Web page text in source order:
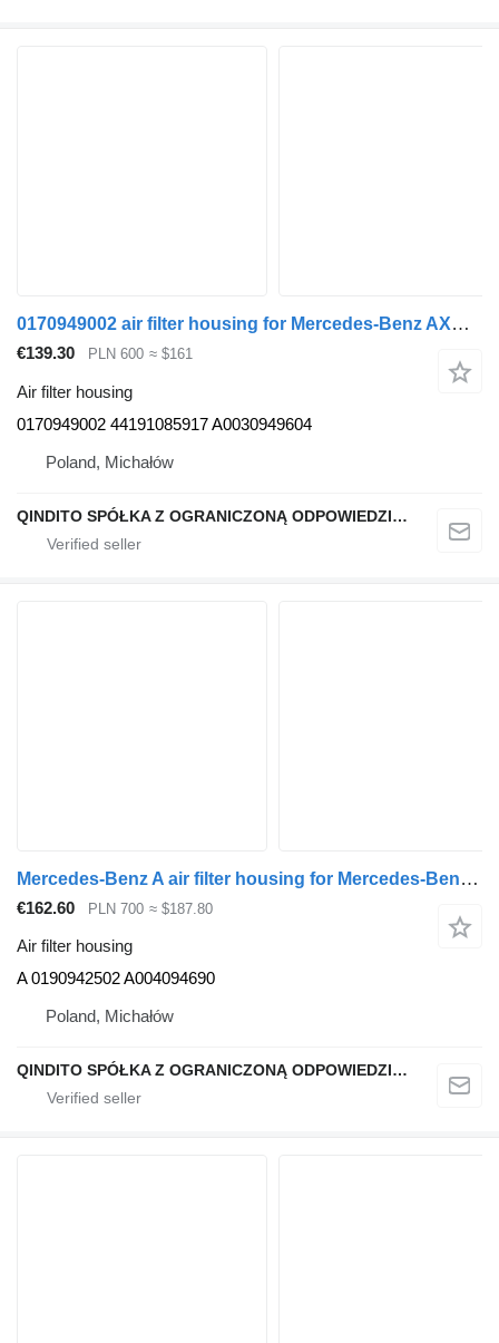
0170949002 air filter housing for Mercedes-Benz AXOR truck tractor
€139.30 PLN 600 ≈ $161
Air filter housing
0170949002 44191085917 A0030949604
Poland, Michałów
QINDITO SPÓŁKA Z OGRANICZONĄ ODPOWIEDZIALNOŚCIĄ
Mercedes-Benz A air filter housing for Mercedes-Benz ACTROS MP4 A truck tractor
€162.60 PLN 700 ≈ $187.80
Air filter housing
A 0190942502 A004094690
Poland, Michałów
QINDITO SPÓŁKA Z OGRANICZONĄ ODPOWIEDZIALNOŚCIĄ